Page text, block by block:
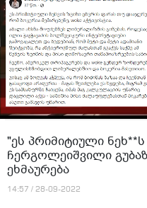
"ეს პრიმიტიული
ჩერგოლეიშვილი გუბაზ
ეხმაურება
14:57 / 28-09-2022